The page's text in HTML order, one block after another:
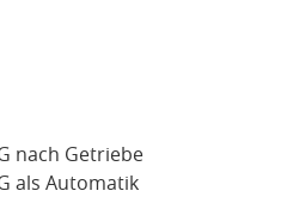
nach Getriebe
als Automatik